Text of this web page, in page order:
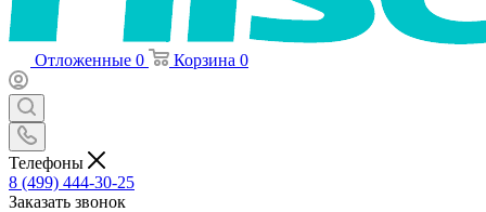
Отложенные 0 Корзина 0
Телефоны
8 (499) 444-30-25
Заказать звонок